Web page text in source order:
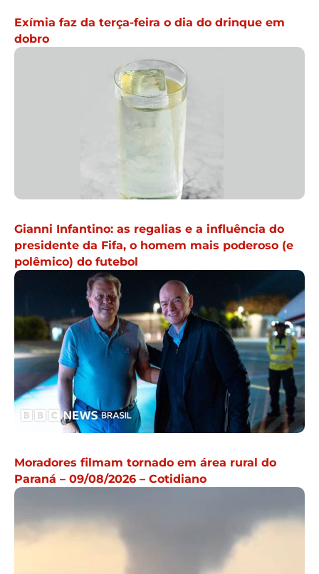
Exímia faz da terça-feira o dia do drinque em
dobro
Gianni Infantino: as regalias e a influência do
presidente da Fifa, o homem mais poderoso (e
polêmico) do futebol
Moradores filmam tornado em área rural do
Paraná – 09/08/2026 – Cotidiano